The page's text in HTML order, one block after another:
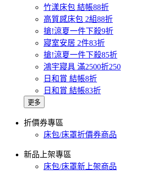
竹漾床包 結帳88折
高質感床包 2組88折
搶!涼夏一件下殺9折
寢室安居 2件83折
搶!涼夏一件下殺85折
鴻宇寢具 滿2500折250
日和賞 結帳8折
日和賞 結帳83折
更多
折價券專區
床包/床罩折價券商品
新品上架專區
床包/床罩新上架商品